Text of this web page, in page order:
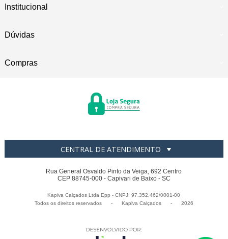
Institucional
Dúvidas
Compras
CENTRAL DE ATENDIMENTO
Rua General Osvaldo Pinto da Veiga, 692 Centro
CEP 88745-000 - Capivari de Baixo - SC
Kapiva Calçados Ltda Epp - CNPJ: 97.352.462/0001-00
Todos os direitos reservados
- Kapiva Calçados - 2026